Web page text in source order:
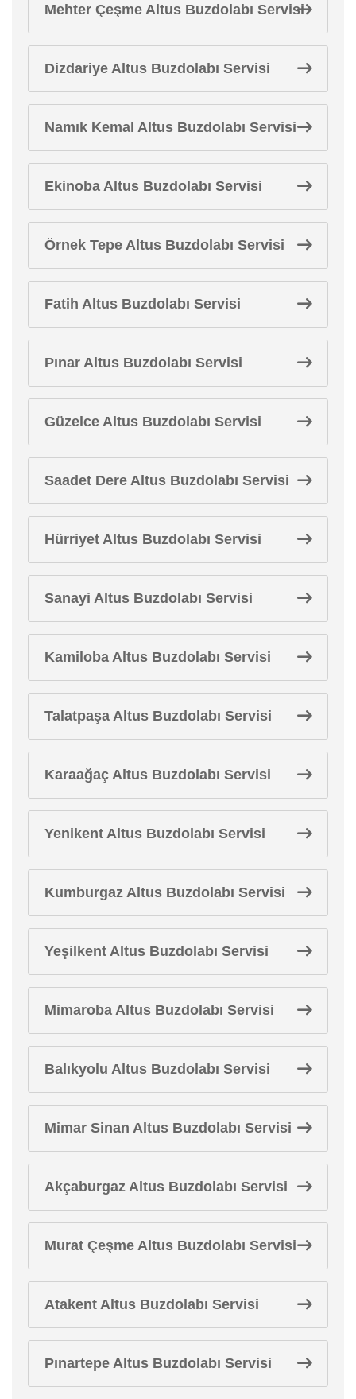
Mehter Çeşme Altus Buzdolabı Servisi
Dizdariye Altus Buzdolabı Servisi
Namık Kemal Altus Buzdolabı Servisi
Ekinoba Altus Buzdolabı Servisi
Örnek Tepe Altus Buzdolabı Servisi
Fatih Altus Buzdolabı Servisi
Pınar Altus Buzdolabı Servisi
Güzelce Altus Buzdolabı Servisi
Saadet Dere Altus Buzdolabı Servisi
Hürriyet Altus Buzdolabı Servisi
Sanayi Altus Buzdolabı Servisi
Kamiloba Altus Buzdolabı Servisi
Talatpaşa Altus Buzdolabı Servisi
Karaağaç Altus Buzdolabı Servisi
Yenikent Altus Buzdolabı Servisi
Kumburgaz Altus Buzdolabı Servisi
Yeşilkent Altus Buzdolabı Servisi
Mimaroba Altus Buzdolabı Servisi
Balıkyolu Altus Buzdolabı Servisi
Mimar Sinan Altus Buzdolabı Servisi
Akçaburgaz Altus Buzdolabı Servisi
Murat Çeşme Altus Buzdolabı Servisi
Atakent Altus Buzdolabı Servisi
Pınartepe Altus Buzdolabı Servisi